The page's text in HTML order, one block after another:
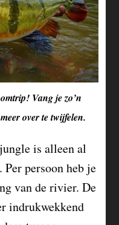
Vang je zo’n
over te twijfelen.
is alleen al
persoon heb je
van de rivier. De
indrukwekkend